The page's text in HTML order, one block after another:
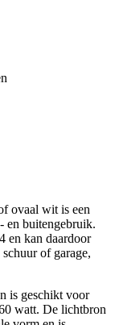
ovaal wit is een
en buitengebruik.
en kan daardoor
of garage,
is geschikt voor
watt. De lichtbron